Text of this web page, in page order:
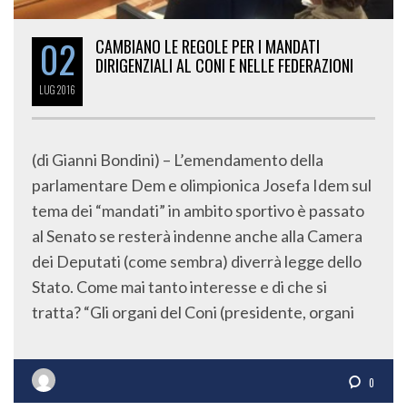
02
LUG2016
CAMBIANO LE REGOLE PER I MANDATI
DIRIGENZIALI AL CONI E NELLE FEDERAZIONI
(di Gianni Bondini) – L’emendamento della
parlamentare Dem e olimpionica Josefa Idem sul
tema dei “mandati” in ambito sportivo è passato
al Senato se resterà indenne anche alla Camera
dei Deputati (come sembra) diverrà legge dello
Stato. Come mai tanto interesse e di che si
tratta? “Gli organi del Coni (presidente, organi
0